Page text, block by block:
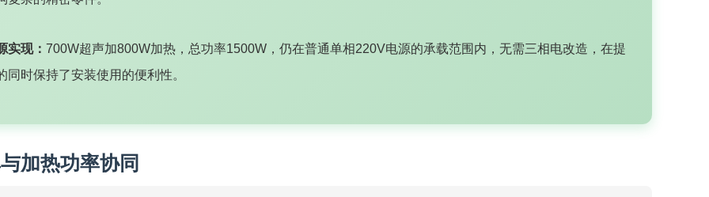
实现： 700W超声加800W加热，总功率1500W，仍在普通单相220V电源的承载范围内，无需三相电改造，在提
同时保持了安装使用的便利性。
加热功率协同